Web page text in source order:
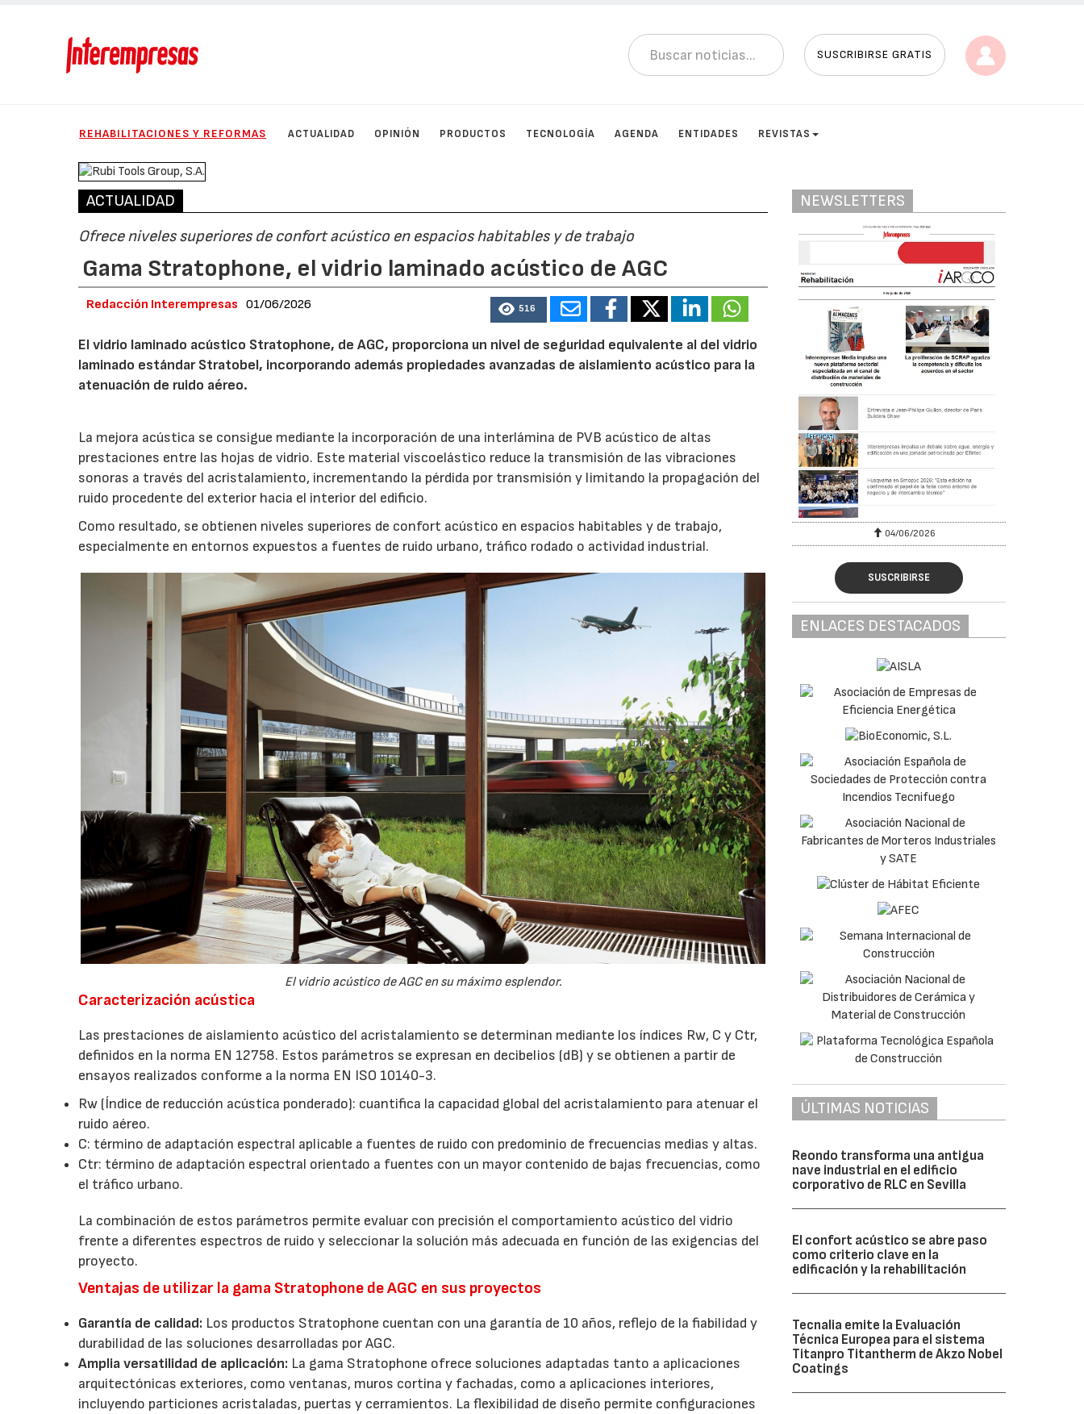
SUSCRIBIRSE GRATIS
REHABILITACIONES Y REFORMAS ACTUALIDAD OPINIÓN PRODUCTOS TECNOLOGÍA AGENDA ENTIDADES REVISTAS
ACTUALIDAD
Ofrece niveles superiores de confort acústico en espacios habitables y de trabajo
Gama Stratophone, el vidrio laminado acústico de AGC
Redacción Interempresas 01/06/2026 516
El vidrio laminado acústico Stratophone, de AGC, proporciona un nivel de seguridad equivalente al del vidrio
laminado estándar Stratobel, incorporando además propiedades avanzadas de aislamiento acústico para la
atenuación de ruido aéreo.
La mejora acústica se consigue mediante la incorporación de una interlámina de PVB acústico de altas
prestaciones entre las hojas de vidrio. Este material viscoelástico reduce la transmisión de las vibraciones
sonoras a través del acristalamiento, incrementando la pérdida por transmisión y limitando la propagación del
ruido procedente del exterior hacia el interior del edificio.
Como resultado, se obtienen niveles superiores de confort acústico en espacios habitables y de trabajo,
especialmente en entornos expuestos a fuentes de ruido urbano, tráfico rodado o actividad industrial.
El vidrio acústico de AGC en su máximo esplendor.
Caracterización acústica
Las prestaciones de aislamiento acústico del acristalamiento se determinan mediante los índices Rw, C y Ctr,
definidos en la norma EN 12758. Estos parámetros se expresan en decibelios (dB) y se obtienen a partir de
ensayos realizados conforme a la norma EN ISO 10140-3.
Rw (Índice de reducción acústica ponderado): cuantifica la capacidad global del acristalamiento para atenuar el
ruido aéreo.
C: término de adaptación espectral aplicable a fuentes de ruido con predominio de frecuencias medias y altas.
Ctr: término de adaptación espectral orientado a fuentes con un mayor contenido de bajas frecuencias, como
el tráfico urbano.
La combinación de estos parámetros permite evaluar con precisión el comportamiento acústico del vidrio
frente a diferentes espectros de ruido y seleccionar la solución más adecuada en función de las exigencias del
proyecto.
Ventajas de utilizar la gama Stratophone de AGC en sus proyectos
Garantía de calidad: Los productos Stratophone cuentan con una garantía de 10 años, reflejo de la fiabilidad y
durabilidad de las soluciones desarrolladas por AGC.
Amplia versatilidad de aplicación: La gama Stratophone ofrece soluciones adaptadas tanto a aplicaciones
arquitectónicas exteriores, como ventanas, muros cortina y fachadas, como a aplicaciones interiores,
incluyendo particiones acristaladas, puertas y cerramientos. La flexibilidad de diseño permite configuraciones
NEWSLETTERS
04/06/2026 02/07/2026 04/06/2026
SUSCRIBIRSE
ENLACES DESTACADOS
ÚLTIMAS NOTICIAS
Reondo transforma una antigua
nave industrial en el edificio
corporativo de RLC en Sevilla
El confort acústico se abre paso
como criterio clave en la
edificación y la rehabilitación
Tecnalia emite la Evaluación
Técnica Europea para el sistema
Titanpro Titantherm de Akzo Nobel
Coatings